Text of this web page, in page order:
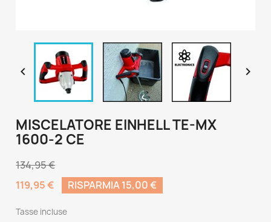
 
MISCELATORE EINHELL TE-MX
1600-2 CE
134,95 €
119,95 €
RISPARMIA 15,00 €
Tasse incluse